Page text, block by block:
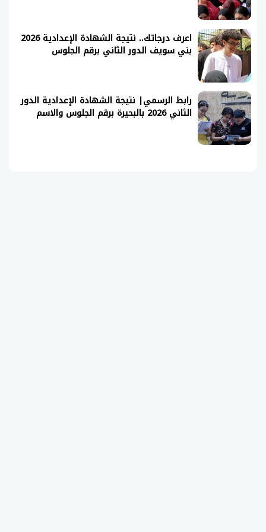
اعرف درجاتك.. نتيجة الشهادة الإعدادية 2026
بني سويف الدور الثاني برقم الجلوس
رابط الرسمي| نتيجة الشهادة الإعدادية الدور
الثاني 2026 بالبحيرة برقم الجلوس والاسم